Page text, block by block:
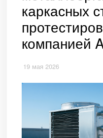
каркасных
компанией
19 мая 2026